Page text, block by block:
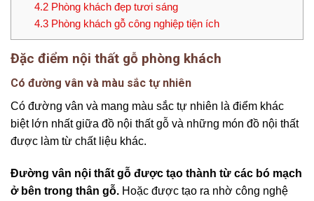
4.2Phòng khách đẹp tươi sáng
4.3Phòng khách gỗ công nghiệp tiện ích
Đặc điểm nội thất gỗ phòng khách
Có đường vân và màu sắc tự nhiên
Có đường vân và mang màu sắc tự nhiên là điểm khác
biệt lớn nhất giữa đồ nội thất gỗ và những món đồ nội thất
được làm từ chất liệu khác.
Đường vân nội thất gỗ được tạo thành từ các bó mạch
ở bên trong thân gỗ. Hoặc được tạo ra nhờ công nghệ